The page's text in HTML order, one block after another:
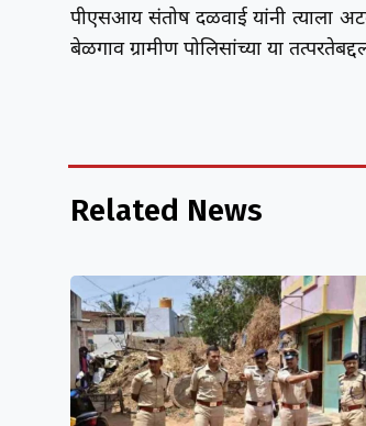
पीएसआय संतोष दळवाई यांनी त्याला
बेळगाव ग्रामीण पोलिसांच्या या
Related News